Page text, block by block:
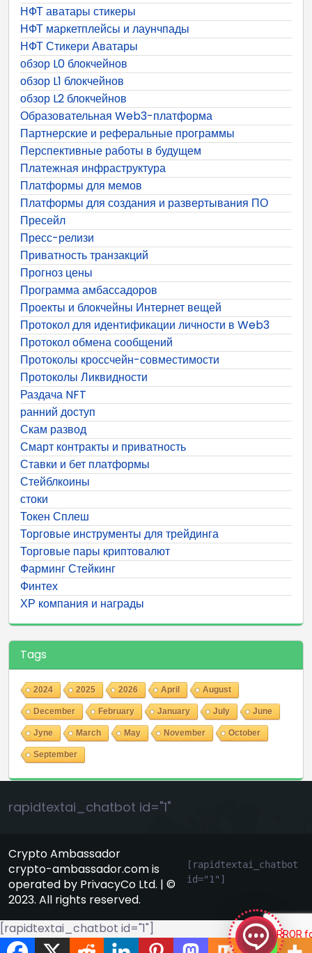
НФТ аватары стикеры
НФТ маркетплейсы и лаунчпады
НФТ Стикери Аватары
обзор L0 блокчейнов
обзор L1 блокчейнов
обзор L2 блокчейнов
Образовательная Web3-платформа
Партнерские и реферальные программы
Перспективные работы в будущем
Платежная инфраструктура
Платформы для мемов
Платформы для создания и развертывания ПО
Пресейл
Пресс-релизи
Приватность транзакций
Прогноз цены
Программа амбассадоров
Проекты и блокчейны Интернет вещей
Протокол для идентификации личности в Web3
Протокол обмена сообщений
Протоколы кроссчейн-совместимости
Протоколы Ликвидности
Раздача NFT
ранний доступ
Скам развод
Смарт контракты и приватность
Ставки и бет платформы
Стейблкоины
стоки
Токен Сплеш
Торговые инструменты для трейдинга
Торговые пары криптовалют
Фарминг Стейкинг
Финтех
ХР компания и награды
Tags
2024 2025 2026 April August
December February January July June
Jyne March May November October
September
rapidtextai_chatbot id="1"
Crypto Ambassador
crypto-ambassador.com is
operated by PrivacyCo Ltd. | ©
2023. All rights reserved.
[rapidtextai_chatbot
id="1"]
GeekyBot
[rapidtextai_chatbot id="1"]